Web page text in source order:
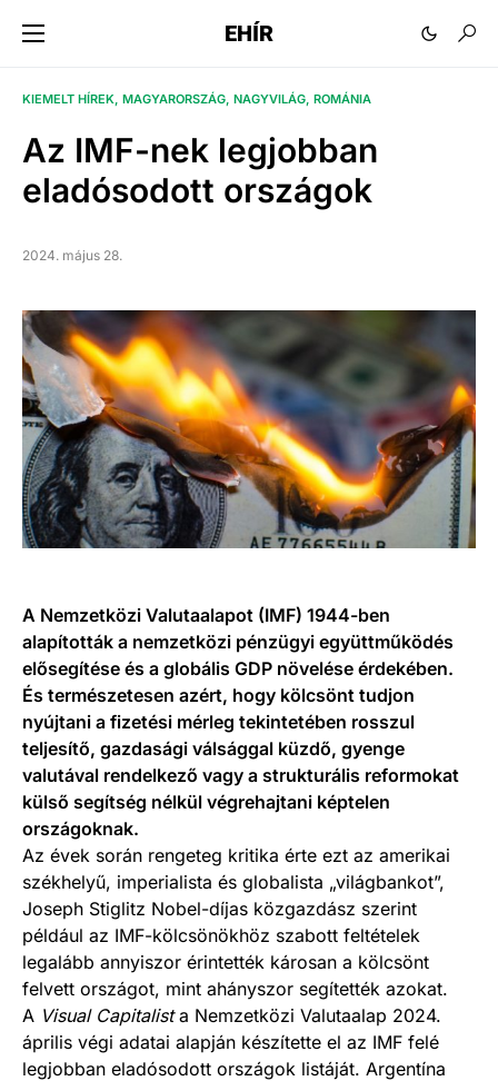
EHÍR
KIEMELT HÍREK MAGYARORSZÁG NAGYVILÁG ROMÁNIA
Az IMF-nek legjobban
eladósodott országok
2024. május 28.
A Nemzetközi Valutaalapot (IMF) 1944-ben
alapították a nemzetközi pénzügyi együttműködés
elősegítése és a globális GDP növelése érdekében.
És természetesen azért, hogy kölcsönt tudjon
nyújtani a fizetési mérleg tekintetében rosszul
teljesítő, gazdasági válsággal küzdő, gyenge
valutával rendelkező vagy a strukturális reformokat
külső segítség nélkül végrehajtani képtelen
országoknak.
Az évek során rengeteg kritika érte ezt az amerikai
székhelyű, imperialista és globalista „világbankot”,
Joseph Stiglitz Nobel-díjas közgazdász szerint
például az IMF-kölcsönökhöz szabott feltételek
legalább annyiszor érintették károsan a kölcsönt
felvett országot, mint ahányszor segítették azokat.
A Visual Capitalista Nemzetközi Valutaalap 2024.
április végi adatai alapján készítette el az IMF felé
legjobban eladósodott országok listáját. Argentína